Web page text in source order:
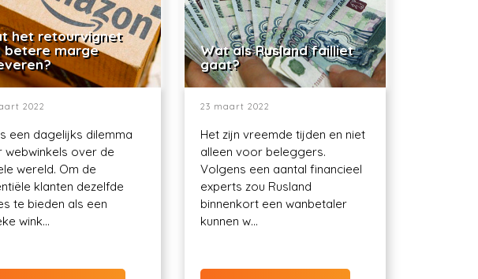
het retourvignet
betere marge
2022
een dagelijks dilemma
webwinkels over de
wereld. Om de
klanten dezelfde
te bieden als een
wink...
Wat als Rusland failliet
gaat?
23 maart 2022
Het zijn vreemde tijden en niet
alleen voor beleggers.
Volgens een aantal financieel
experts zou Rusland
binnenkort een wanbetaler
kunnen w...